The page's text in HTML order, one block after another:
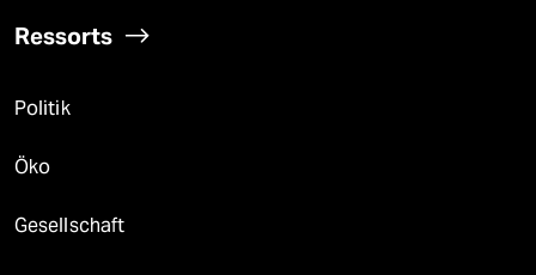
Ressorts
Politik
Öko
Gesellschaft